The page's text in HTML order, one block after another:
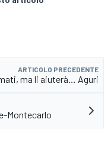
ARTICOLO PRECEDENTE
ma li aiuterà… Aguri
Montecarlo